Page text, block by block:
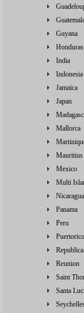
Guyana
Honduras
India
Indonesia
Jamaica
Japan
Mallorca
Mauritius
Mexico
Multi
Nicaragua
Panama
Peru
Puertorico
Reunion
Saint
Santa